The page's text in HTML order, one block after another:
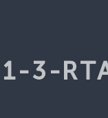
3-